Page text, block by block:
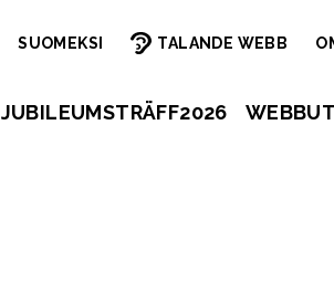
SUOMEKSI TALANDE WEBB
JUBILEUMSTRÄFF2026